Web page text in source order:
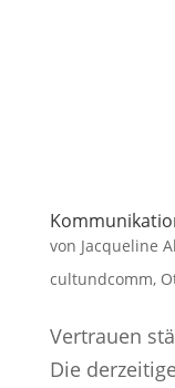
von Jacqueline
cultundcomm,
Vertrauen
Die